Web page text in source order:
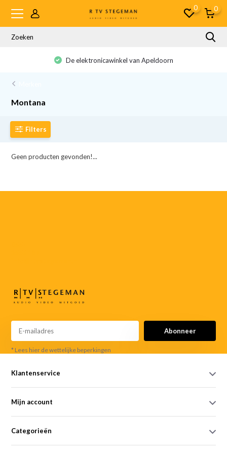
0 0
De elektronicawinkel van Apeldoorn
Montana
Filters
Geen producten gevonden!...
Abonneer
* Lees hier de wettelijke beperkingen
Klantenservice
Mijn account
Categorieën